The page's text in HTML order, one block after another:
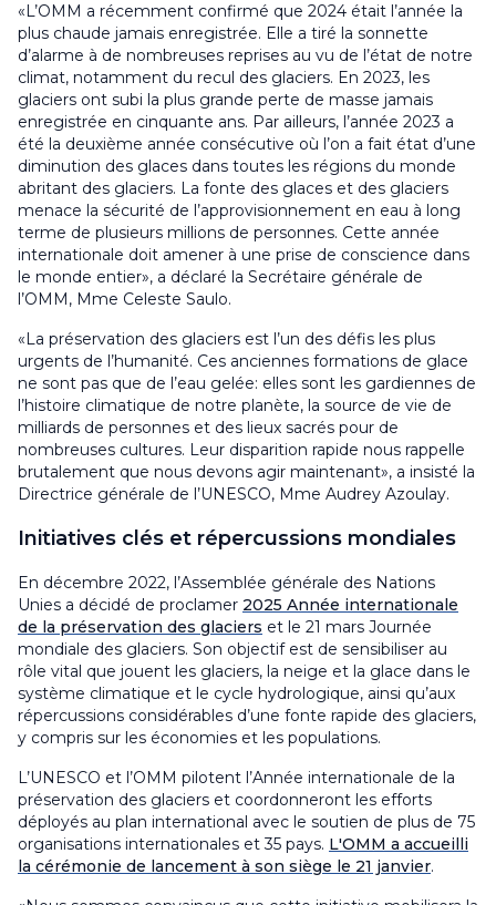
«L’OMM a récemment confirmé que 2024 était l’année la
plus chaude jamais enregistrée. Elle a tiré la sonnette
d’alarme à de nombreuses reprises au vu de l’état de notre
climat, notamment du recul des glaciers. En 2023, les
glaciers ont subi la plus grande perte de masse jamais
enregistrée en cinquante ans. Par ailleurs, l’année 2023 a
été la deuxième année consécutive où l’on a fait état d’une
diminution des glaces dans toutes les régions du monde
abritant des glaciers. La fonte des glaces et des glaciers
menace la sécurité de l’approvisionnement en eau à long
terme de plusieurs millions de personnes. Cette année
internationale doit amener à une prise de conscience dans
le monde entier», a déclaré la Secrétaire générale de
l’OMM, Mme Celeste Saulo.
«La préservation des glaciers est l’un des défis les plus
urgents de l’humanité. Ces anciennes formations de glace
ne sont pas que de l’eau gelée: elles sont les gardiennes de
l’histoire climatique de notre planète, la source de vie de
milliards de personnes et des lieux sacrés pour de
nombreuses cultures. Leur disparition rapide nous rappelle
brutalement que nous devons agir maintenant», a insisté la
Directrice générale de l’UNESCO, Mme Audrey Azoulay.
Initiatives clés et répercussions mondiales
En décembre 2022, l’Assemblée générale des Nations
Unies a décidé de proclamer 2025 Année internationale
de la préservation des glaciers et le 21 mars Journée
mondiale des glaciers. Son objectif est de sensibiliser au
rôle vital que jouent les glaciers, la neige et la glace dans le
système climatique et le cycle hydrologique, ainsi qu’aux
répercussions considérables d’une fonte rapide des glaciers,
y compris sur les économies et les populations.
L’UNESCO et l’OMM pilotent l’Année internationale de la
préservation des glaciers et coordonneront les efforts
déployés au plan international avec le soutien de plus de 75
organisations internationales et 35 pays. L'OMM a accueilli
la cérémonie de lancement à son siège le 21 janvier.